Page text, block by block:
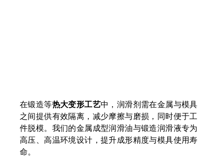
在锻造等热大变形工艺中，润滑剂需在金属与模具
之间提供有效隔离，减少摩擦与磨损，同时便于工
件脱模。我们的金属成型润滑油与锻造润滑液专为
高压、高温环境设计，提升成形精度与模具使用寿
命。